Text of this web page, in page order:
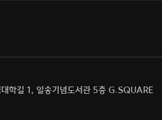
학길 1, 일송기념도서관 5층 G.SQUARE